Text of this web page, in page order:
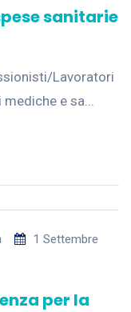
sanitarie
Lavoratori
e sa...
1 Settembre
per la